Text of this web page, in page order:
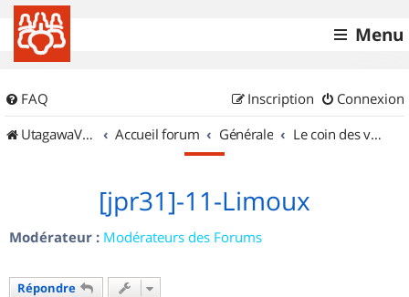
Menu
FAQ Connexion
Inscription
UtagawaVTT (Randos VTT et VTTAE avec traces GPS)
Accueil forum Générale Le coin des vidéastes
[jpr31]-11-Limoux
Modérateur : Modérateurs des Forums
Répondre